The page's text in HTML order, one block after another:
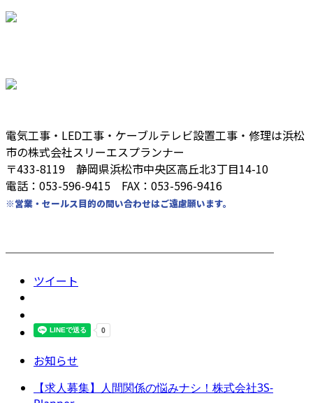
電気工事・LED工事・ケーブルテレビ設置工事・修理は浜松
市の株式会社スリーエスプランナー
〒433-8119 静岡県浜松市中央区高丘北3丁目14-10
電話：053-596-9415 FAX：053-596-9416
※営業・セールス目的の問い合わせはご遠慮願います。
────────────────────────
ツイート
お知らせ
【求人募集】人間関係の悩みナシ！株式会社3S-